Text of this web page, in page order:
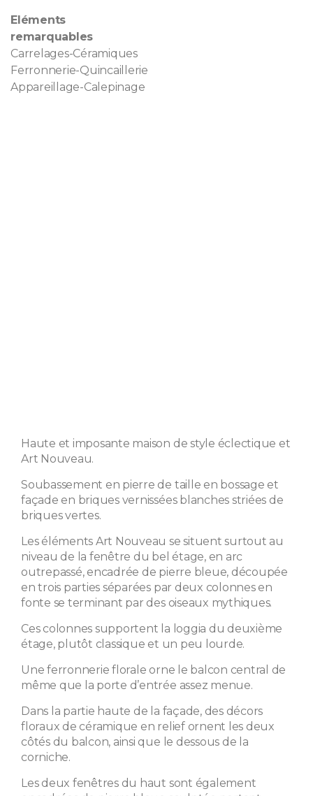
Eléments
remarquables
Carrelages-Céramiques
Ferronnerie-Quincaillerie
Appareillage-Calepinage
Haute et imposante maison de style éclectique et
Art Nouveau.
Soubassement en pierre de taille en bossage et
façade en briques vernissées blanches striées de
briques vertes.
Les éléments Art Nouveau se situent surtout au
niveau de la fenêtre du bel étage, en arc
outrepassé, encadrée de pierre bleue, découpée
en trois parties séparées par deux colonnes en
fonte se terminant par des oiseaux mythiques.
Ces colonnes supportent la loggia du deuxième
étage, plutôt classique et un peu lourde.
Une ferronnerie florale orne le balcon central de
même que la porte d’entrée assez menue.
Dans la partie haute de la façade, des décors
floraux de céramique en relief ornent les deux
côtés du balcon, ainsi que le dessous de la
corniche.
Les deux fenêtres du haut sont également